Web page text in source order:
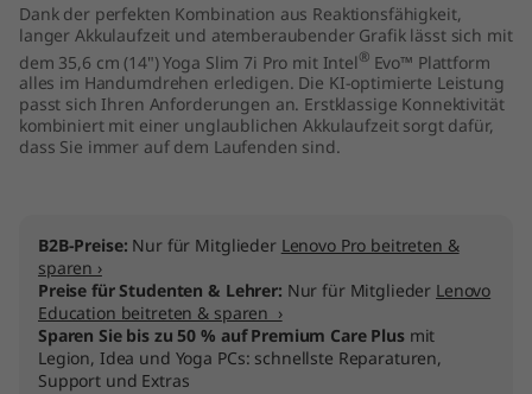
eDank der perfekten Kombination aus Reaktionsfähigkeit,
langer Akkulaufzeit und atemberaubender Grafik lässt sich mit
dem 35,6 cm (14") Yoga Slim 7i Pro mit Intel® Evo™ Plattform
alles im Handumdrehen erledigen. Die KI-optimierte Leistung
passt sich Ihren Anforderungen an. Erstklassige Konnektivität
kombiniert mit einer unglaublichen Akkulaufzeit sorgt dafür,
dass Sie immer auf dem Laufenden sind.
B2B-Preise: Nur für Mitglieder Lenovo Pro beitreten &
sparen ›
Preise für Studenten & Lehrer: Nur für Mitglieder Lenovo
Education beitreten & sparen ›
Sparen Sie bis zu 50 % auf Premium Care Plusmit
Legion, Idea und Yoga PCs: schnellste Reparaturen,
Support und Extras